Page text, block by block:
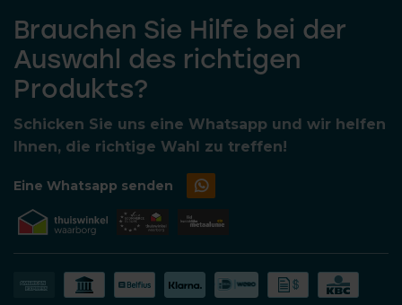
Brauchen Sie Hilfe bei der
Auswahl des richtigen
Produkts?
Schicken Sie uns eine Whatsapp und wir helfen
Ihnen, die richtige Wahl zu treffen!
Eine Whatsapp senden